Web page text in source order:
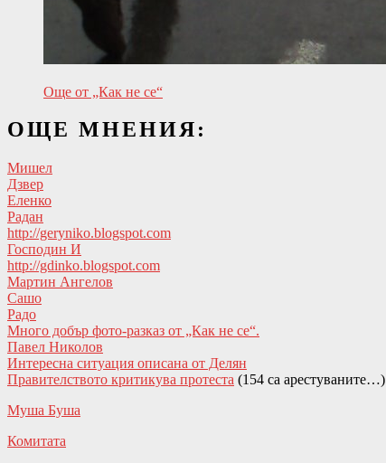
Още от „Как не се“
OЩЕ МНЕНИЯ:
Мишел
Дзвер
Еленко
Радан
http://geryniko.blogspot.com
Господин И
http://gdinko.blogspot.com
Мартин Ангелов
Сашо
Радо
Много добър фото-разказ от „Как не се“.
Павел Николов
Интересна ситуация описана от Делян
Правителството критикува протеста (154 са арестуваните…)
Муша Буша
Комитата